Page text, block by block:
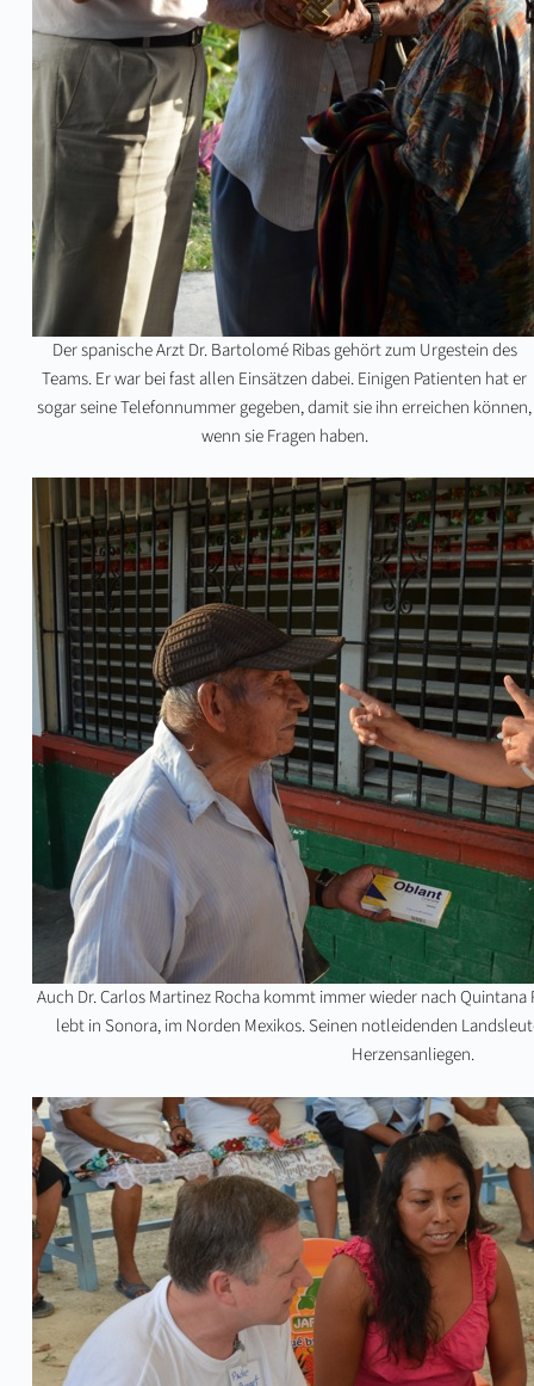
Der spanische Arzt Dr. Bartolomé Ribas gehört zum Urgestein des
Teams. Er war bei fast allen Einsätzen dabei. Einigen Patienten hat er
sogar seine Telefonnummer gegeben, damit sie ihn erreichen können,
wenn sie Fragen haben.
Auch Dr. Carlos Martinez Rocha kommt immer wieder nach
lebt in Sonora, im Norden Mexikos. Seinen notleidenden
Herzensanliegen.